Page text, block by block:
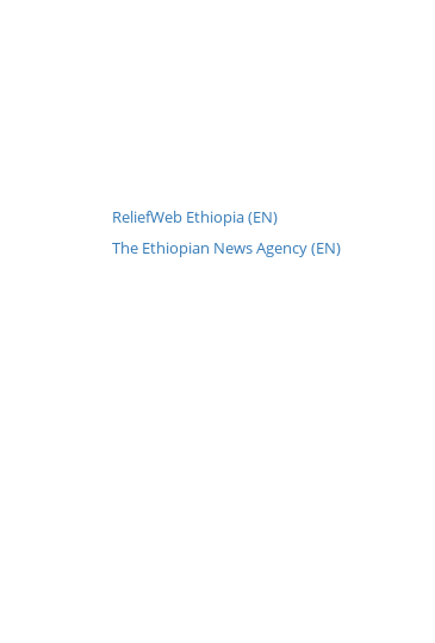
ReliefWeb Ethiopia (EN)
The Ethiopian News Agency (EN)